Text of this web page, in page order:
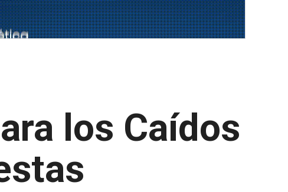
los Caídos